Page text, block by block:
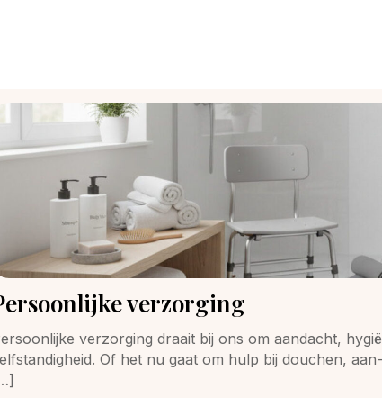
verzorging
verzorging draait bij ons om aandacht,
Of het nu gaat om hulp bij douchen,